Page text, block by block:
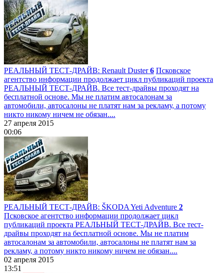
РЕАЛЬНЫЙ ТЕСТ-ДРАЙВ: Renault Duster6 Псковское
агентство информации продолжает цикл публикаций проекта
РЕАЛЬНЫЙ ТЕСТ-ДРАЙВ. Все тест-драйвы проходят на
бесплатной основе. Мы не платим автосалонам за
автомобили, автосалоны не платят нам за рекламу, а потому
никто никому ничем не обязан....
27 апреля 2015
00:06
РЕАЛЬНЫЙ ТЕСТ-ДРАЙВ: ŠKODA Yeti Adventure 2
Псковское агентство информации продолжает цикл
публикаций проекта РЕАЛЬНЫЙ ТЕСТ-ДРАЙВ. Все тест-
драйвы проходят на бесплатной основе. Мы не платим
автосалонам за автомобили, автосалоны не платят нам за
рекламу, а потому никто никому ничем не обязан....
02 апреля 2015
13:51